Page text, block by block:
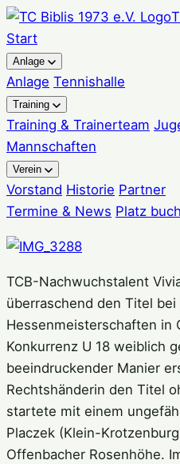
Zum
Inhalt
springen
Start
Anlage
Anlage Tennishalle
Training
Training & Trainerteam
Mannschaften
Verein
Vorstand Historie Partner
Termine & News Platz
TCB-Nachwuchstalent
überraschend den Titel
Hessenmeisterschaften in
Konkurrenz U 18 weiblich
beeindruckender Manier
Rechtshänderin den Titel
startete mit einem
Placzek (Klein-
Offenbacher Rosenhöhe.